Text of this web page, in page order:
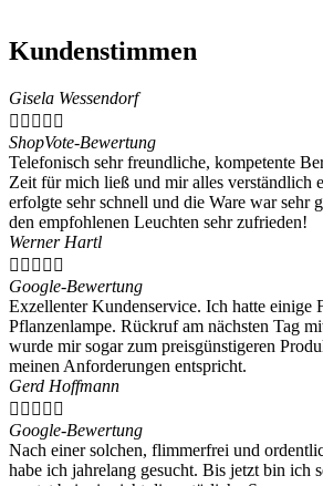
Kundenstimmen
Gisela Wessendorf
    
ShopVote-Bewertung
Telefonisch sehr freundliche, kompetente
Zeit für mich ließ und mir alles verständlich
erfolgte sehr schnell und die Ware war sehr
den empfohlenen Leuchten sehr zufrieden!
Werner Hartl
    
Google-Bewertung
Exzellenter Kundenservice. Ich hatte einige
Pflanzenlampe. Rückruf am nächsten Tag
wurde mir sogar zum preisgünstigeren
meinen Anforderungen entspricht.
Gerd Hoffmann
    
Google-Bewertung
Nach einer solchen, flimmerfrei und
habe ich jahrelang gesucht. Bis jetzt bin ich